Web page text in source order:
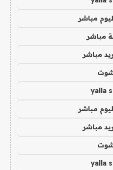
مباشر
مباشر
مباشر
شوت
yalla
مباشر
مباشر
شوت
yalla